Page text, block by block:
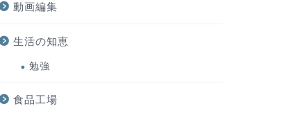
動画編集
生活の知恵
勉強
食品工場